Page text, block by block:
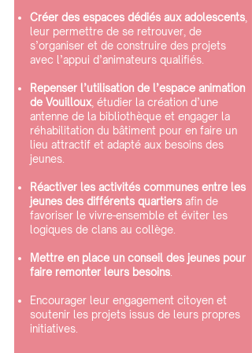
Créer des espaces dédiés aux adolescents,
leur permettre de se retrouver, de
s’organiser et de construire des projets
avec l’appui d’animateurs qualifiés.
Repenser l’utilisation de l’espace animation
de Vouilloux, étudier la création d’une
antenne de la bibliothèque et engager la
réhabilitation du bâtiment pour en faire un
lieu attractif et adapté aux besoins des
jeunes.
Réactiver les activités communes entre les
jeunes des différents quartiersafin de
favoriser le vivre-ensemble et éviter les
logiques de clans au collège.
Mettre en place un conseil des jeunes pour
faire remonter leurs besoins.
Encourager leur engagement citoyen et
soutenir les projets issus de leurs propres
initiatives.